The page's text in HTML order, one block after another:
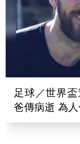
足球／世界
爸傳